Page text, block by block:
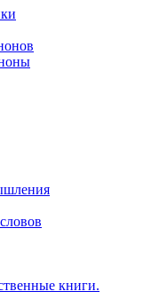
книги.